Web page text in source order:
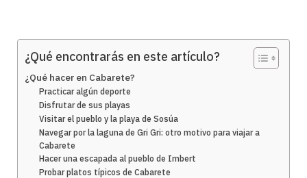
¿Qué encontrarás en este artículo?
¿Qué hacer en Cabarete?
Practicar algún deporte
Disfrutar de sus playas
Visitar el pueblo y la playa de Sosúa
Navegar por la laguna de Gri Gri: otro motivo para viajar a
Cabarete
Hacer una escapada al pueblo de Imbert
Probar platos típicos de Cabarete